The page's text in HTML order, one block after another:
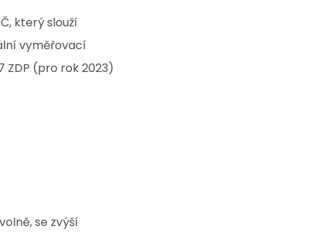
který slouží
vyměřovací
ZDP (pro rok 2023)
se zvýší